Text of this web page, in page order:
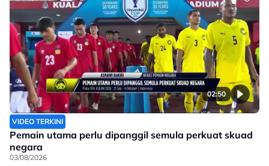
02:50
VIDEO TERKINI
Pemain utama perlu dipanggil semula perkuat skuad
negara
03/08/2026